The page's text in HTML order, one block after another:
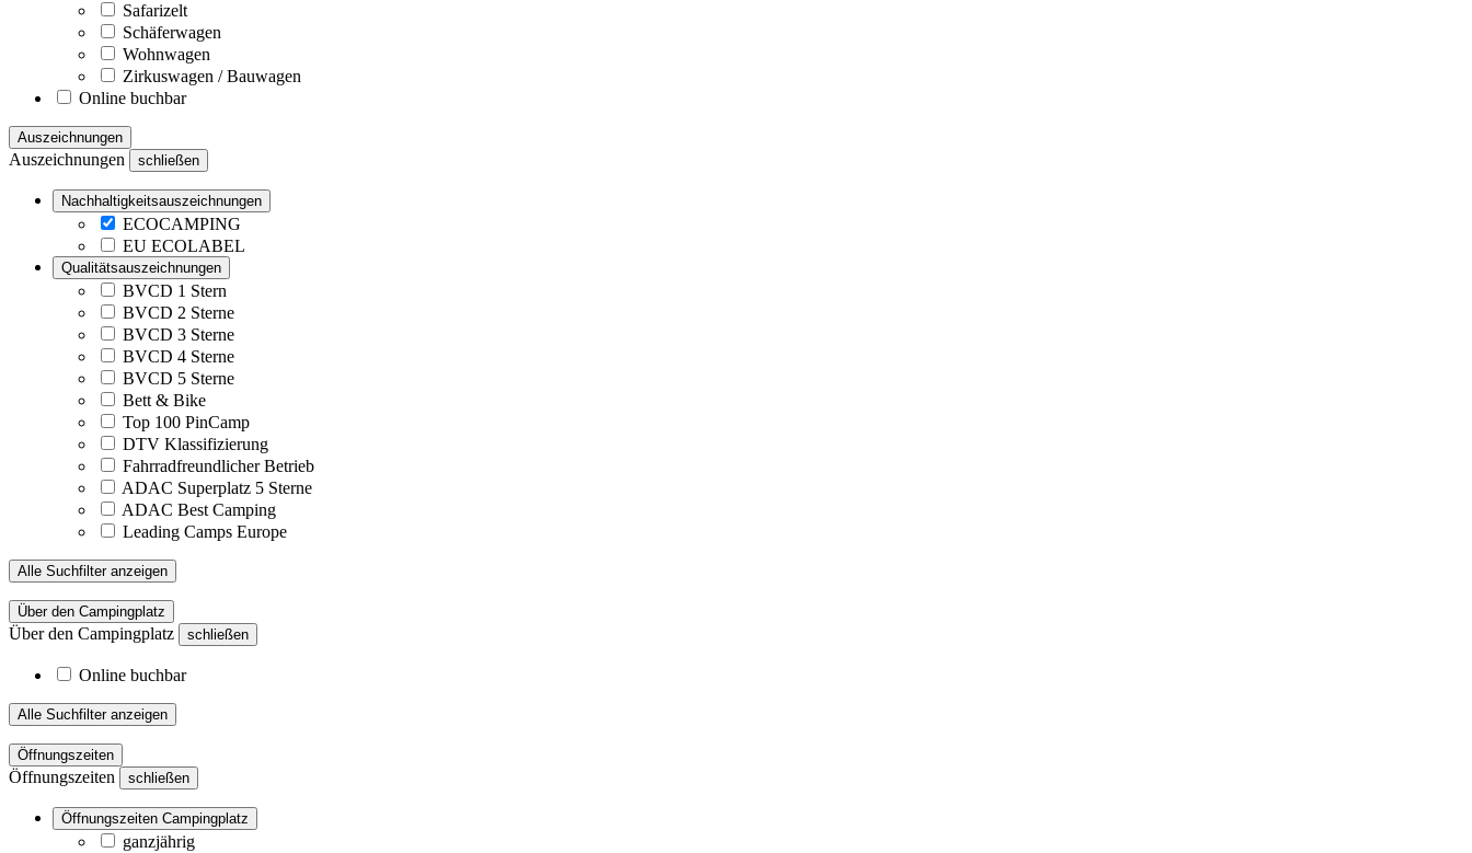
Safarizelt
Schäferwagen
Wohnwagen
Zirkuswagen / Bauwagen
Online buchbar
Auszeichnungen
Auszeichnungen schließen
Nachhaltigkeitsauszeichnungen
ECOCAMPING
EU ECOLABEL
Qualitätsauszeichnungen
BVCD 1 Stern
BVCD 2 Sterne
BVCD 3 Sterne
BVCD 4 Sterne
BVCD 5 Sterne
Bett & Bike
Top 100 PinCamp
DTV Klassifizierung
Fahrradfreundlicher Betrieb
ADAC Superplatz 5 Sterne
ADAC Best Camping
Leading Camps Europe
Alle Suchfilter anzeigen
Über den Campingplatz
Über den Campingplatz schließen
Online buchbar
Alle Suchfilter anzeigen
Öffnungszeiten
Öffnungszeiten schließen
Öffnungszeiten Campingplatz
ganzjährig